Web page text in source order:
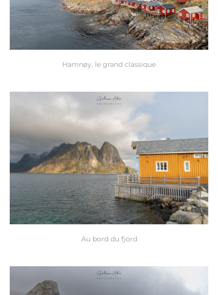
Hamnøy, le grand classique
Au bord du fjord